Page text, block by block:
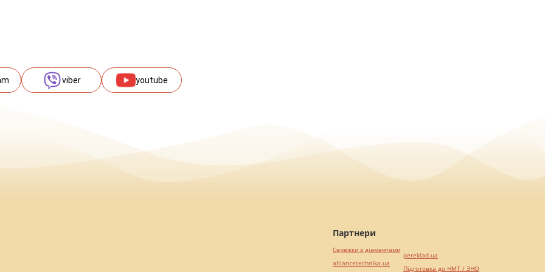
viber youtube
Партнери
Сережки з діамантами
alliancetechnika.ua
pereklad.ua
Підготовка до НМТ / ЗНО